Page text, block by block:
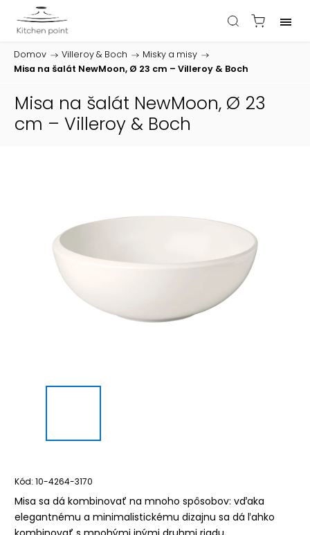
Domov / Villeroy & Boch / Misky a misy /
Misa na šalát NewMoon, Ø 23 cm – Villeroy & Boch
Misa na šalát NewMoon, Ø 23
cm – Villeroy & Boch
Kód: 10-4264-3170
Misa sa dá kombinovať na mnoho spôsobov: vďaka
elegantnému a minimalistickému dizajnu sa dá ľahko